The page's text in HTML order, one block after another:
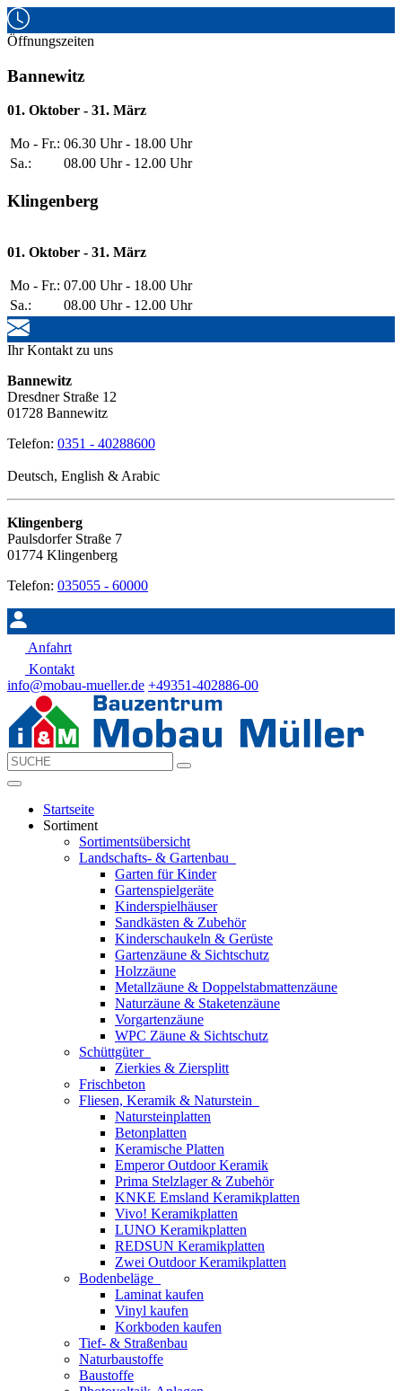
Öffnungszeiten
Bannewitz
01. Oktober - 31. März
Mo - Fr.: 06.30 Uhr - 18.00 Uhr
Sa.:
08.00 Uhr - 12.00 Uhr
Klingenberg
01. Oktober - 31. März
Mo - Fr.: 07.00 Uhr - 18.00 Uhr
Sa.:
08.00 Uhr - 12.00 Uhr
Ihr Kontakt zu uns
Bannewitz
Dresdner Straße 12
01728 Bannewitz
Telefon: 0351 - 40288600
Deutsch, English & Arabic
Klingenberg
Paulsdorfer Straße 7
01774 Klingenberg
Telefon: 035055 - 60000
Anfahrt
Kontakt
info@mobau-mueller.de +49351-402886-00
Startseite
Sortiment
Sortimentsübersicht
Landschafts- & Gartenbau
Garten für Kinder
Gartenspielgeräte
Kinderspielhäuser
Sandkästen & Zubehör
Kinderschaukeln & Gerüste
Gartenzäune & Sichtschutz
Holzzäune
Metallzäune & Doppelstabmattenzäune
Naturzäune & Staketenzäune
Vorgartenzäune
WPC Zäune & Sichtschutz
Schüttgüter
Zierkies & Ziersplitt
Frischbeton
Fliesen, Keramik & Naturstein
Natursteinplatten
Betonplatten
Keramische Platten
Emperor Outdoor Keramik
Prima Stelzlager & Zubehör
KNKE Emsland Keramikplatten
Vivo! Keramikplatten
LUNO Keramikplatten
REDSUN Keramikplatten
Zwei Outdoor Keramikplatten
Bodenbeläge
Laminat kaufen
Vinyl kaufen
Korkboden kaufen
Tief- & Straßenbau
Naturbaustoffe
Baustoffe